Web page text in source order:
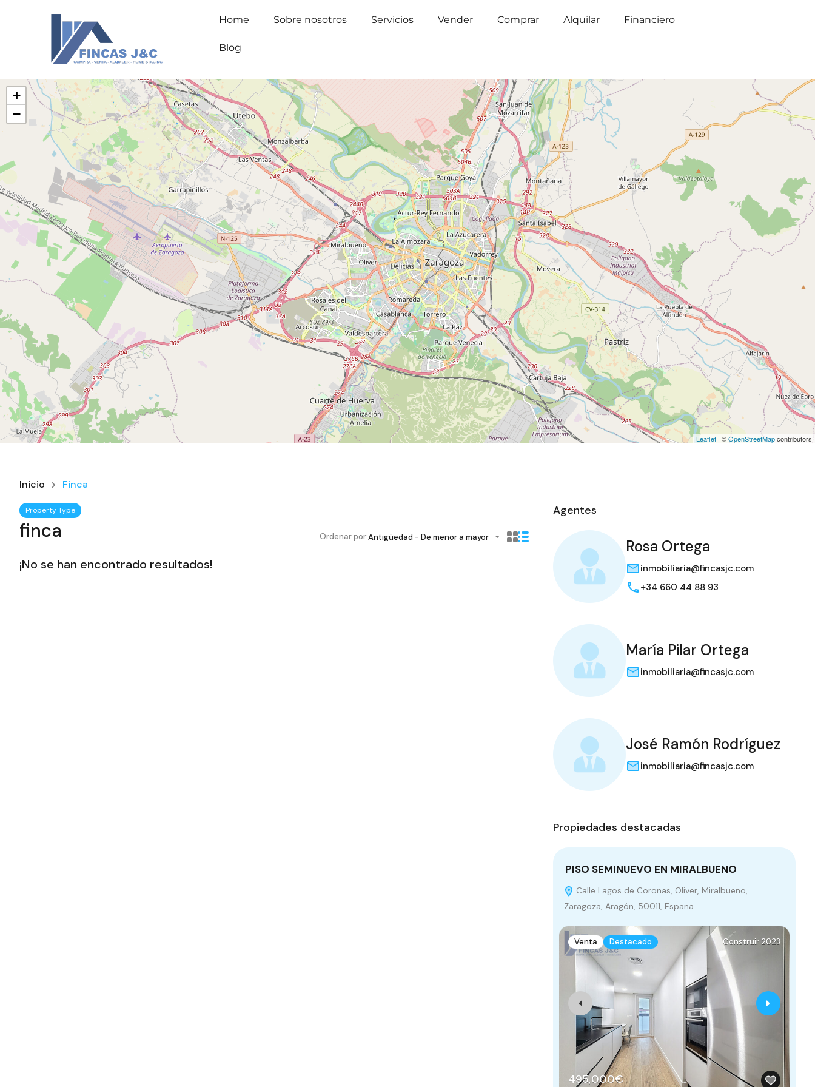
Home Sobre nosotros Servicios Vender Comprar Alquilar Financiero
Blog
+
−
Leaflet | ©OpenStreetMapcontributors
Inicio Finca
Property Type
finca Ordenar por:Antigüedad - De menor a mayor
¡No se han encontrado resultados!
Agentes
Rosa Ortega
inmobiliaria@fincasjc.com
+34 660 44 88 93
María Pilar Ortega
inmobiliaria@fincasjc.com
José Ramón Rodríguez
inmobiliaria@fincasjc.com
Propiedades destacadas
PISO SEMINUEVO EN MIRALBUENO
Calle Lagos de Coronas, Oliver, Miralbueno,
Zaragoza, Aragón, 50011, España
Venta Destacado Construir 2023
495,000€